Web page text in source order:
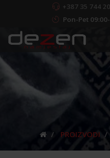
+387 35 744
Pon-Pet
PROIZVODI